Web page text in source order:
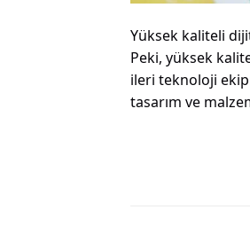
Yüksek kaliteli
Peki, yüksek
ileri teknoloji
tasarım ve